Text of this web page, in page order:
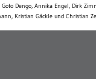
Dengo, Annika Engel, Dirk
Kristian Gäckle und Christian